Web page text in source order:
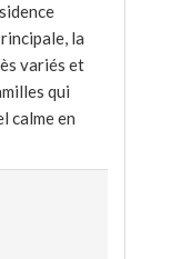
la
variés et
qui
calme en